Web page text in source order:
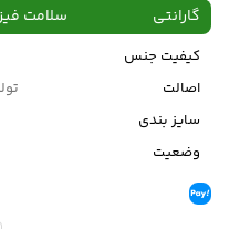
گارانتی سلامت فیزیکی،48
کیفیت جنس
اصالت
سایز بندی
وضعیت